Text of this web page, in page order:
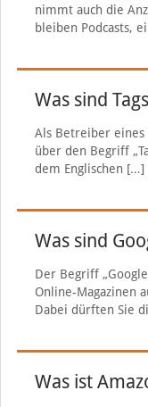
nimmt auch die
bleiben Podcasts,
Was sind
Als Betreiber
über den Begriff
dem Englischen […]
Was sind
Der Begriff
Online-Magazinen
Dabei dürften Sie
Was ist